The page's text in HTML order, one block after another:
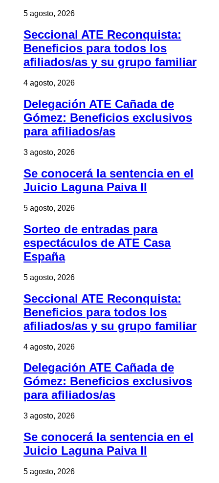
5 agosto, 2026
Seccional ATE Reconquista:
Beneficios para todos los
afiliados/as y su grupo familiar
4 agosto, 2026
Delegación ATE Cañada de
Gómez: Beneficios exclusivos
para afiliados/as
3 agosto, 2026
Se conocerá la sentencia en el
Juicio Laguna Paiva II
5 agosto, 2026
Sorteo de entradas para
espectáculos de ATE Casa
España
5 agosto, 2026
Seccional ATE Reconquista:
Beneficios para todos los
afiliados/as y su grupo familiar
4 agosto, 2026
Delegación ATE Cañada de
Gómez: Beneficios exclusivos
para afiliados/as
3 agosto, 2026
Se conocerá la sentencia en el
Juicio Laguna Paiva II
5 agosto, 2026